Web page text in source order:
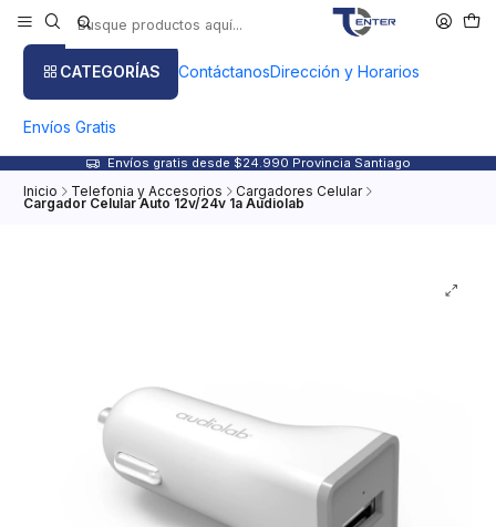
CATEGORÍAS ContáctanosDirección y Horarios
Envíos Gratis
Envíos gratis desde $24.990 Provincia Santiago
Inicio Telefonia y Accesorios Cargadores Celular
Cargador Celular Auto 12v/24v 1a Audiolab